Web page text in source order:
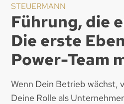
STEUERMANN
Führung, die
Die erste
Power-Team
Wenn Dein Betrieb wächst,
Deine Rolle als